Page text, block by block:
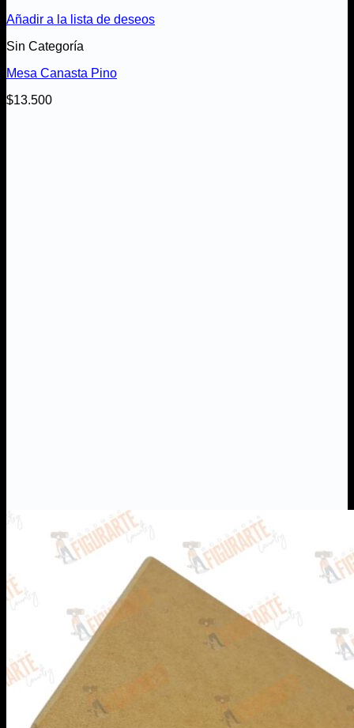
Añadir a la lista de deseos
Sin Categoría
Mesa Canasta Pino
$13.500